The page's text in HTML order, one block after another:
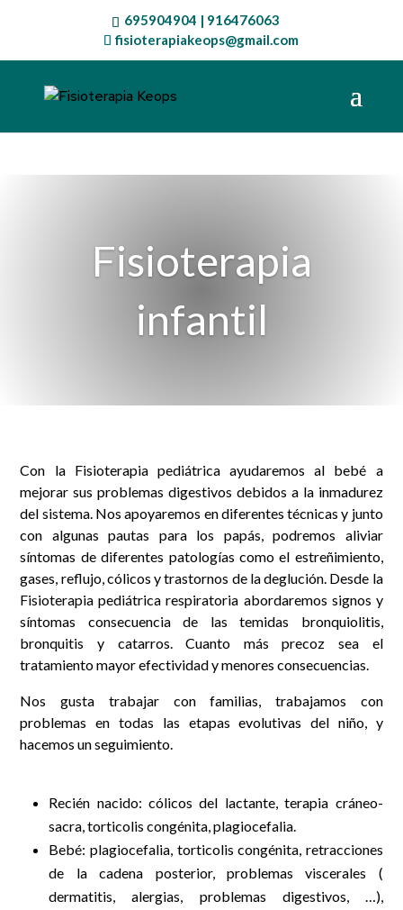
695904904 | 916476063
fisioterapiakeops@gmail.com
Fisioterapia
infantil
Con la Fisioterapia pediátrica ayudaremos al bebé a
mejorar sus problemas digestivos debidos a la inmadurez
del sistema. Nos apoyaremos en diferentes técnicas y junto
con algunas pautas para los papás, podremos aliviar
síntomas de diferentes patologías como el estreñimiento,
gases, reflujo, cólicos y trastornos de la deglución. Desde la
Fisioterapia pediátrica respiratoria abordaremos signos y
síntomas consecuencia de las temidas bronquiolitis,
bronquitis y catarros. Cuanto más precoz sea el
tratamiento mayor efectividad y menores consecuencias.
Nos gusta trabajar con familias, trabajamos con
problemas en todas las etapas evolutivas del niño, y
hacemos un seguimiento.
Recién nacido: cólicos del lactante, terapia cráneo-
sacra, torticolis congénita, plagiocefalia.
Bebé: plagiocefalia, torticolis congénita, retracciones
de la cadena posterior, problemas viscerales (
dermatitis, alergias, problemas digestivos, …),